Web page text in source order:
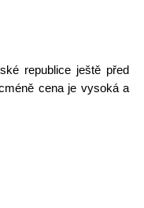
republice ještě před
cena je vysoká a